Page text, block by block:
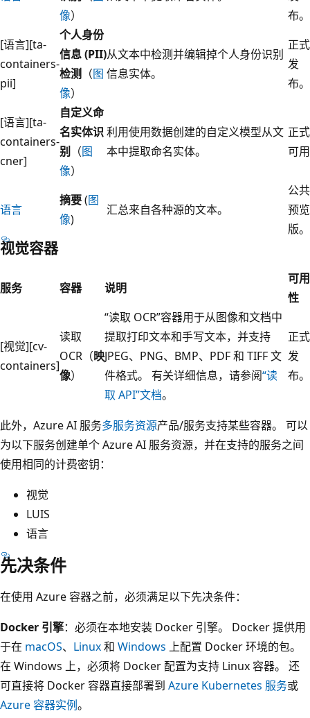
像）
布。
[语言][ta-
containers-
pii]
个人身份
信息 (PII)
检测 （图
像）
从文本中检测并编辑掉个人身份识别
信息实体。
正式
发
布。
[语言][ta-
containers-
cner]
自定义命
名实体识
别 （图
像）
利用使用数据创建的自定义模型从文
本中提取命名实体。
正式
可用
语言
摘要(图
像)
汇总来自各种源的文本。
公共
预览
版。
视觉容器
服务 容器 说明
可用
性
[视觉][cv-
containers]
读取
OCR（映
像）
“读取 OCR”容器用于从图像和文档中
提取打印文本和手写文本，并支持
JPEG、PNG、BMP、PDF 和 TIFF 文
件格式。 有关详细信息，请参阅“读
取 API”文档。
正式
发
布。
此外，Azure AI 服务多服务资源产品/服务支持某些容器。 可以
为以下服务创建单个 Azure AI 服务资源，并在支持的服务之间
使用相同的计费密钥：
视觉
LUIS
语言
先决条件
在使用 Azure 容器之前，必须满足以下先决条件：
Docker 引擎：必须在本地安装 Docker 引擎。 Docker 提供用
于在 macOS、 Linux和 Windows 上配置 Docker 环境的包。
在 Windows 上，必须将 Docker 配置为支持 Linux 容器。 还
可直接将 Docker 容器直接部署到 Azure Kubernetes 服务或
Azure 容器实例。